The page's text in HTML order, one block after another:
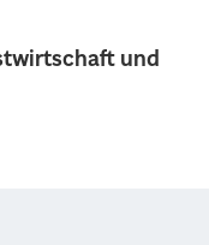
und